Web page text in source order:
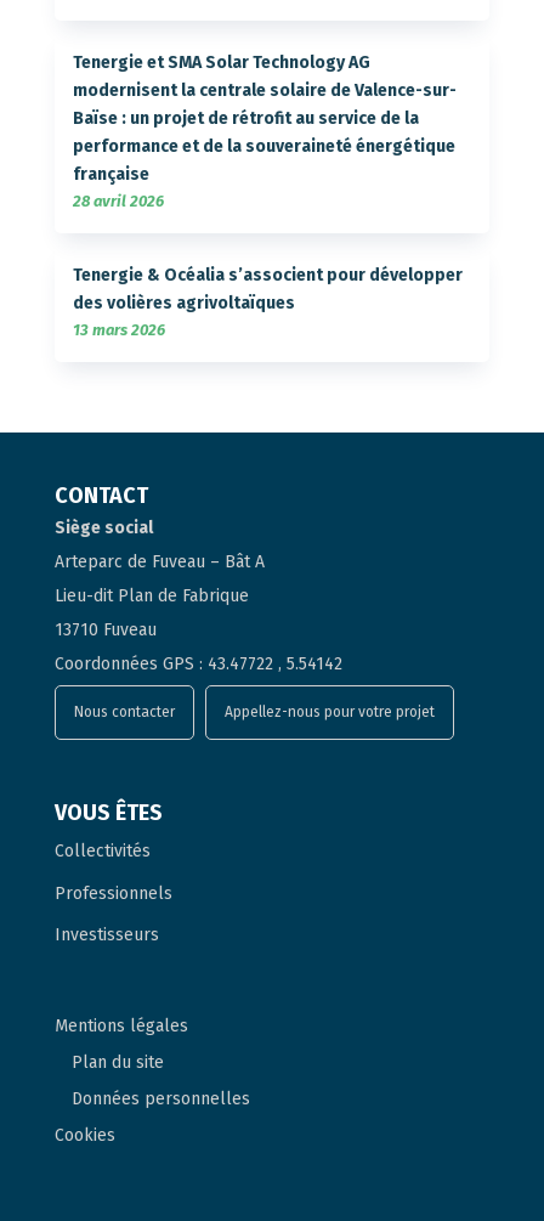
Tenergie et SMA Solar Technology AG
modernisent la centrale solaire de Valence-sur-
Baïse : un projet de rétrofit au service de la
performance et de la souveraineté énergétique
française
28 avril 2026
Tenergie & Océalia s’associent pour développer
des volières agrivoltaïques
13 mars 2026
CONTACT
Siège social
Arteparc de Fuveau – Bât A
Lieu-dit Plan de Fabrique
13710 Fuveau
Coordonnées GPS : 43.47722 , 5.54142
Nous contacter Appellez-nous pour votre projet
Mentions légales
Plan du site
Données personnelles
Cookies
VOUS ÊTES
Collectivités
Professionnels
Investisseurs